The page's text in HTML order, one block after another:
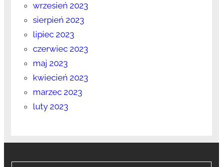
wrzesień 2023
sierpień 2023
lipiec 2023
czerwiec 2023
maj 2023
kwiecień 2023
marzec 2023
luty 2023